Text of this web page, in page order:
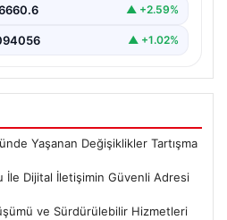
▲ +2.59%
▲ +1.02%
Yaşanan Değişiklikler Tartışma
İle Dijital İletişimin Güvenli Adresi
ve Sürdürülebilir Hizmetleri